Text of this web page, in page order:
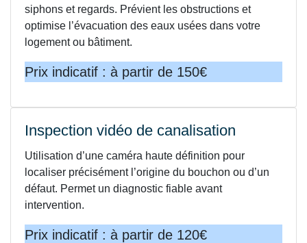
siphons et regards. Prévient les obstructions et
optimise l’évacuation des eaux usées dans votre
logement ou bâtiment.
Prix indicatif : à partir de 150€
Inspection vidéo de canalisation
Utilisation d’une caméra haute définition pour
localiser précisément l’origine du bouchon ou d’un
défaut. Permet un diagnostic fiable avant
intervention.
Prix indicatif : à partir de 120€